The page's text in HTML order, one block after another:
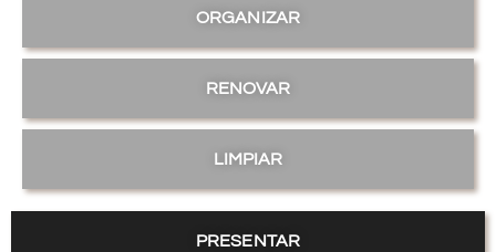
PRESENTAR
ORGANIZAR
RENOVAR
LIMPIAR